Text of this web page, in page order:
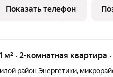
уникальными планировками,
Показать телефон
41 м² · 2-комнатная квартира
район Энергетики,